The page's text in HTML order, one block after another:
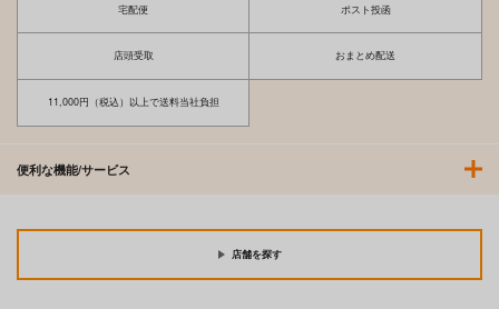
宅配便 ポスト投函
店頭受取 おまとめ配送
11,000円（税込）以上で送料当社負担
便利な機能/サービス
店舗を探す